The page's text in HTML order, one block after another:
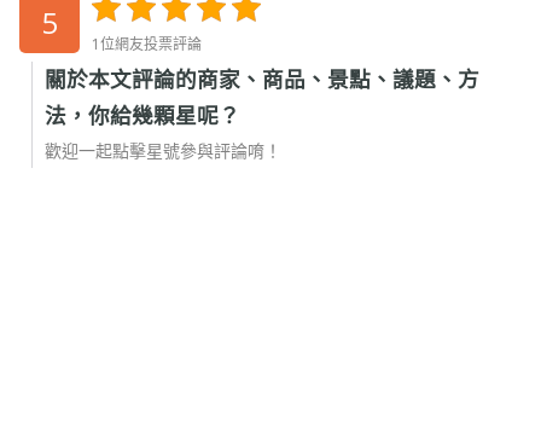
5
1位網友投票評論
關於本文評論的商家、商品、景點、議題、方
法，你給幾顆星呢？
歡迎一起點擊星號參與評論唷！